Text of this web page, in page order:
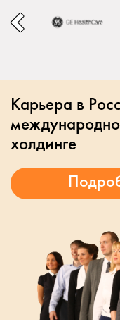
Карьера в
холдинге